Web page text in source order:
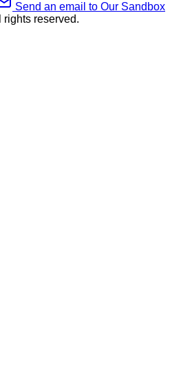
Send an email to Our Sandbox
rights reserved.